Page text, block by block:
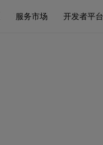
服务市场 开发者平台